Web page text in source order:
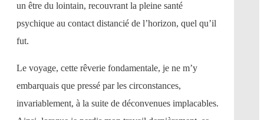
un être du lointain, recouvrant la pleine santé
psychique au contact distancié de l’horizon, quel qu’il
fut.
Le voyage, cette rêverie fondamentale, je ne m’y
embarquais que pressé par les circonstances,
invariablement, à la suite de déconvenues implacables.